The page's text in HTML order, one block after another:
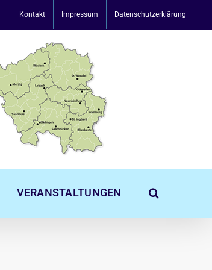
Kontakt Impressum Datenschutzerklärung
VERANSTALTUNGEN